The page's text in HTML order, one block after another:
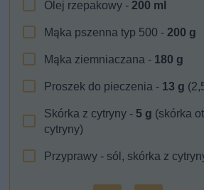
Olej rzepakowy -200 ml
Mąka pszenna typ 500 -200 g
Mąka ziemniaczana - 180 g
Proszek do pieczenia - 13 g
Skórka z cytryny - 5 g (skórka
cytryny)
Przyprawy - sól, skórka z